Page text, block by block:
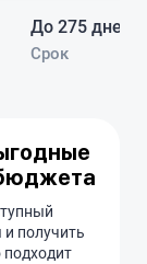
До 275 дней
Срок
получить
подходит